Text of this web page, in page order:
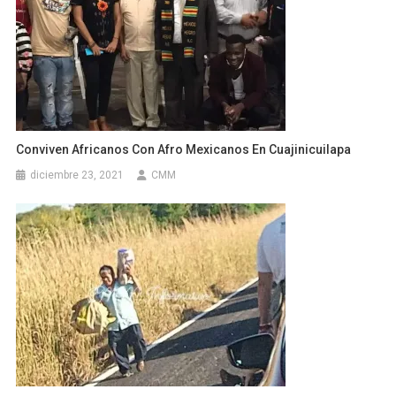
Conviven Africanos Con Afro Mexicanos En Cuajinicuilapa
diciembre 23, 2021 CMM